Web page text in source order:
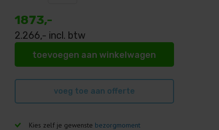
1873,-
2.266,- incl. btw
toevoegen aan winkelwagen
voeg toe aan offerte
Kies zelf je gewenste bezorgmoment